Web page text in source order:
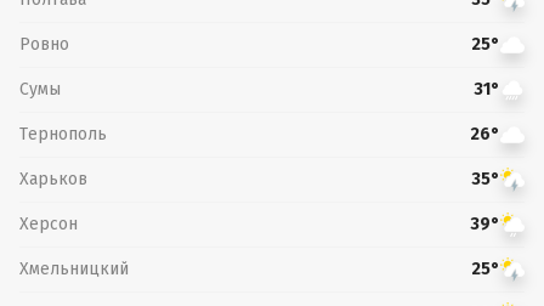
Ровно 25°
Сумы 31°
Тернополь 26°
Харьков 35°
Херсон 39°
Хмельницкий 25°